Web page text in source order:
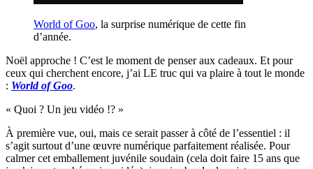
World of Goo, la surprise numérique de cette fin
d’année.
Noël approche ! C’est le moment de penser aux cadeaux. Et pour
ceux qui cherchent encore, j’ai LE truc qui va plaire à tout le monde
: World of Goo.
« Quoi ? Un jeu vidéo !? »
À première vue, oui, mais ce serait passer à côté de l’essentiel : il
s’agit surtout d’une œuvre numérique parfaitement réalisée. Pour
calmer cet emballement juvénile soudain (cela doit faire 15 ans que